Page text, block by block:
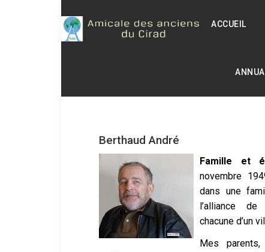
ACCUEIL
Berthaud André
Famille et
novembre
dans une
l’alliance
chacune d’un
Mes